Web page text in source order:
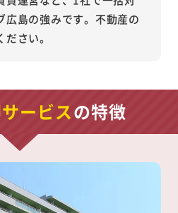
広島の強みです。不動産の
さい。
ービスの特徴